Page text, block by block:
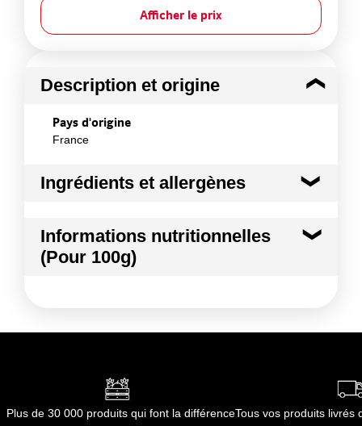
Afficher le prix
Description et origine
Pays d'origine
France
Ingrédients et allergènes
Thym citron
Conformément aux informations transmises
Informations nutritionnelles
(Pour 100g)
Kilojoules 332 kj
dont Acides gras saturés 0.47 g
Plus de 30 000 produits qui font la différenceTous vos produits livrés